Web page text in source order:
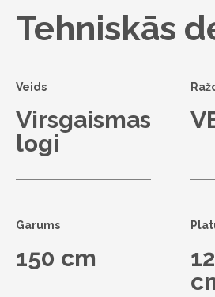
Tehniskās
Veids
Virsgaismas
logi
Garums
150 cm